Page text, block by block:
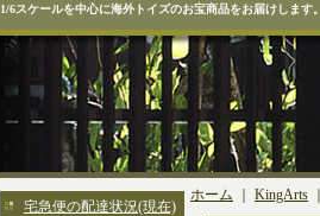
1/6スケールを中心に海外トイズのお宝商品をお届けします。
宅急便の配達状況(現在)
ホーム KingArts